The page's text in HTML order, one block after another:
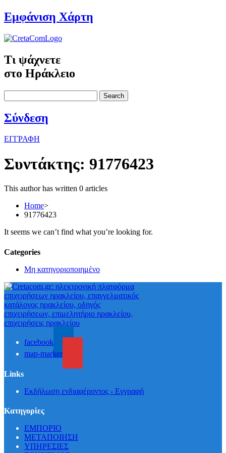
Εμφάνιση Χάρτη
Τι ψάχνετε
στο Ηράκλειο
Search
Σύνδεση
ΕΓΓΡΑΦΗ
Συντάκτης: 91776423
This author has written 0 articles
Home>
91776423
It seems we can’t find what you’re looking for.
Categories
Μη κατηγοριοποιημένο
facebook
map-marker
Links
Εκδήλωση ενδιαφέροντος - Εγγραφή
Κατηγορίες
ΕΜΠΟΡΙΟ
ΜΕΤΑΠΟΙΗΣΗ
ΥΠΗΡΕΣΙΕΣ